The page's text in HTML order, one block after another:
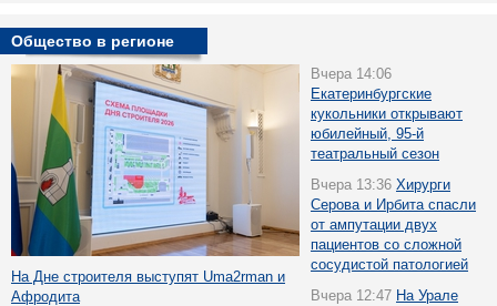
Общество в регионе
На Дне строителя выступят Uma2rman и
Афродита
Вчера 14:06
Екатеринбургские
кукольники открывают
юбилейный, 95-й
театральный сезон
Вчера 13:36 Хирурги
Серова и Ирбита спасли
от ампутации двух
пациентов со сложной
сосудистой патологией
Вчера 12:47 На Урале